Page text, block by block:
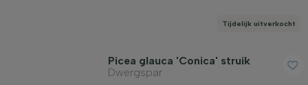
Tijdelijk uitverkocht
Picea glauca 'Conica' struik
Dwergspar